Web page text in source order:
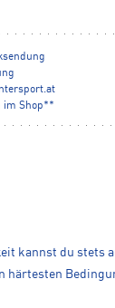
im Shop**
kannst du stets
härtesten